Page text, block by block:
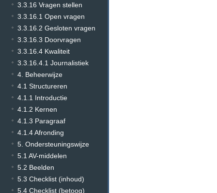
3.3.16 Vragen stellen
3.3.16.1 Open vragen
3.3.16.2 Gesloten vragen
3.3.16.3 Doorvragen
3.3.16.4 Kwaliteit
3.3.16.4.1 Journalistiek
4. Beheerwijze
4.1 Structureren
4.1.1 Introductie
4.1.2 Kernen
4.1.3 Paragraaf
4.1.4 Afronding
5. Ondersteuningswijze
5.1 AV-middelen
5.2 Beelden
5.3 Checklist (inhoud)
5.4 Checklist (betoog)